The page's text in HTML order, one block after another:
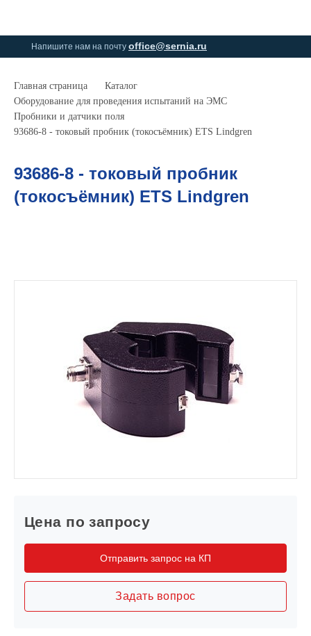
Напишите нам на почту office@sernia.ru
Главная страница
Каталог
Оборудование для проведения испытаний на ЭМС
Пробники и датчики поля
93686-8 - токовый пробник (токосъёмник) ETS Lindgren
93686-8 - токовый пробник
(токосъёмник) ETS Lindgren
Цена по запросу
Отправить запрос на КП
Задать вопрос